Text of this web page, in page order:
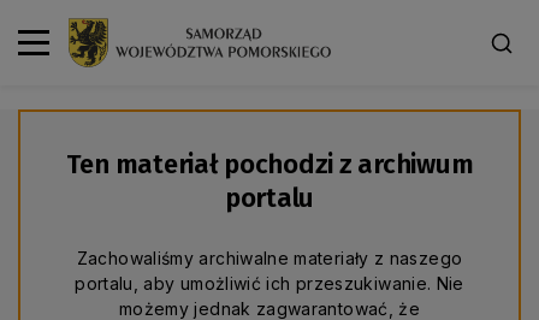
Ten materiał pochodzi z archiwum
portalu
Zachowaliśmy archiwalne materiały z naszego
portalu, aby umożliwić ich przeszukiwanie. Nie
możemy jednak zagwarantować, że